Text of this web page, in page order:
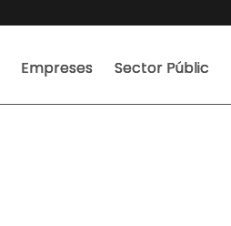
Empreses Sector Públic